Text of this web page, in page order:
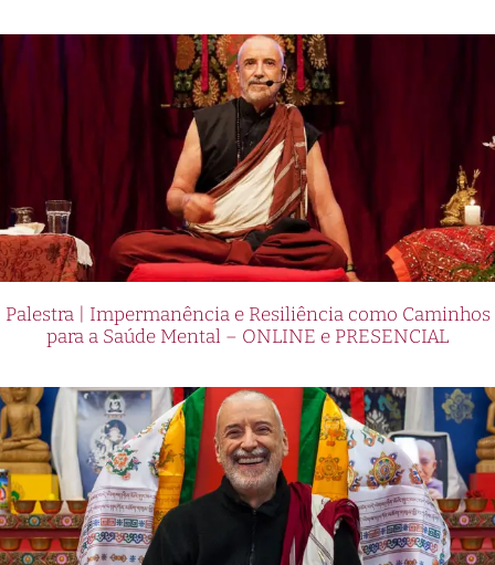
Palestra | Impermanência e Resiliência como Caminhos
para a Saúde Mental – ONLINE e PRESENCIAL